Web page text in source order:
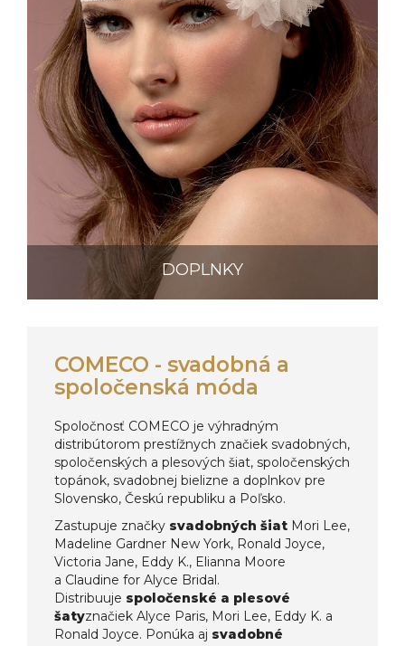
DOPLNKY
COMECO - svadobná a
spoločenská móda
Spoločnosť COMECO je výhradným
distribútorom prestížnych značiek svadobných,
spoločenských a plesových šiat, spoločenských
topánok, svadobnej bielizne a doplnkov pre
Slovensko, Českú republiku a Poľsko.
Zastupuje značky svadobných šiat Mori Lee,
Madeline Gardner New York, Ronald Joyce,
Victoria Jane, Eddy K., Elianna Moore
a Claudine for Alyce Bridal.
Distribuuje spoločenské a plesové
šatyznačiek Alyce Paris, Mori Lee, Eddy K. a
Ronald Joyce. Ponúka aj svadobné